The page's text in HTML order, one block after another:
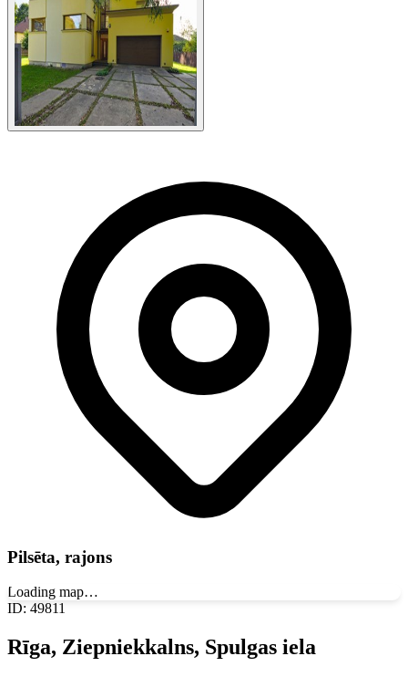
Pilsēta, rajons
Loading map…
ID: 49811
Rīga, Ziepniekkalns, Spulgas iela